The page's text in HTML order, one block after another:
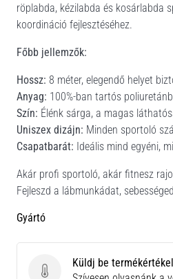
röplabda, kézilabda és kosárlabda
koordináció fejlesztéséhez.
Főbb jellemzők:
Hossz: 8 méter, elegendő helyet
Anyag: 100%-ban tartós
Szín: Élénk sárga, a magas
Uniszex dizájn: Minden sportoló
Csapatbarát: Ideális mind egyéni,
Akár profi sportoló, akár fitnesz
Fejleszd a lábmunkádat,
Gyártó
Küldj be